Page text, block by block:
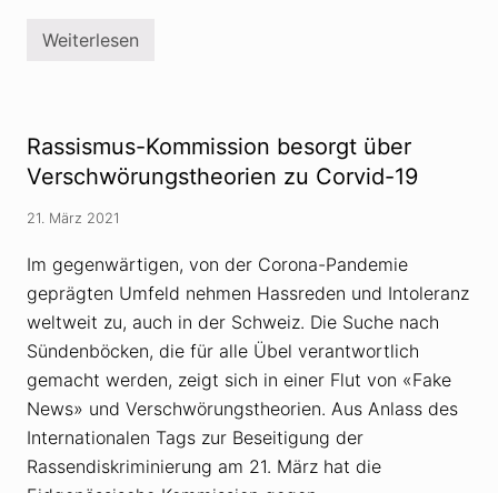
n
z
a
s
i
c
i
i
e
T
ü
r
k
e
a
b
g
e
s
V
w
ö
r
u
n
s
t
h
e
o
r
e
n
f
ü
r
G
Weiterlesen
Rassismus-Kommission besorgt über
Verschwörungstheorien zu Corvid-19
21. März 2021
Im gegenwärtigen, von der Corona-Pandemie
geprägten Umfeld nehmen Hassreden und Intoleranz
weltweit zu, auch in der Schweiz. Die Suche nach
Sündenböcken, die für alle Übel verantwortlich
gemacht werden, zeigt sich in einer Flut von «Fake
News» und Verschwörungstheorien. Aus Anlass des
Internationalen Tags zur Beseitigung der
Rassendiskriminierung am 21. März hat die